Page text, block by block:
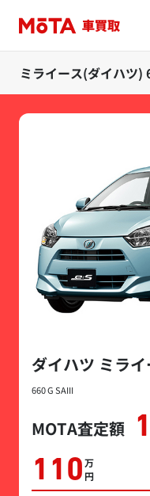
ミライース(ダイハツ)
ダイハツ ミラ
660 G SAIII
MOTA査定額
110万円